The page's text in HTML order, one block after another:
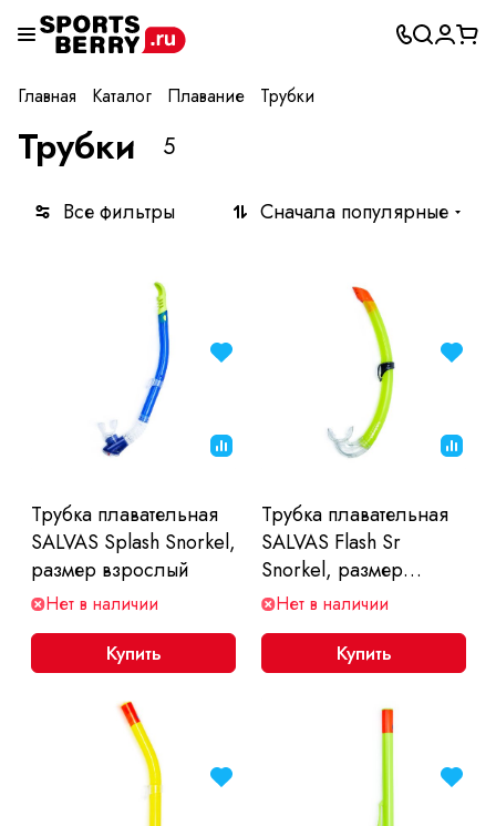
Главная Каталог Плавание Трубки
Трубки 5
Все фильтры Сначала популярные
Трубка плавательная
SALVAS Splash Snorkel,
размер взрослый
Нет в наличии
Купить
Трубка плавательная
SALVAS Flash Sr
Snorkel, размер
взрослый, цвет
Нет в наличии
Купить